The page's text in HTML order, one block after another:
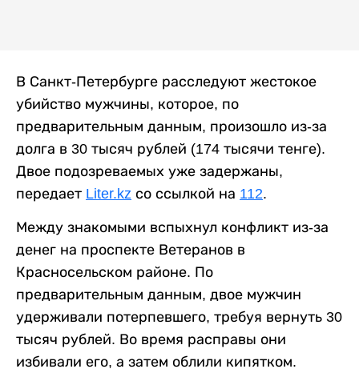
В Санкт-Петербурге расследуют жестокое
убийство мужчины, которое, по
предварительным данным, произошло из-за
долга в 30 тысяч рублей (174 тысячи тенге).
Двое подозреваемых уже задержаны,
передает Liter.kz со ссылкой на 112.
Между знакомыми вспыхнул конфликт из-за
денег на проспекте Ветеранов в
Красносельском районе. По
предварительным данным, двое мужчин
удерживали потерпевшего, требуя вернуть 30
тысяч рублей. Во время расправы они
избивали его, а затем облили кипятком.